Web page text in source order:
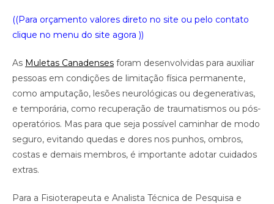
((Para orçamento valores direto no site ou pelo contato
clique no menu do site agora ))
As Muletas Canadenses foram desenvolvidas para auxiliar
pessoas em condições de limitação física permanente,
como amputação, lesões neurológicas ou degenerativas,
e temporária, como recuperação de traumatismos ou pós-
operatórios. Mas para que seja possível caminhar de modo
seguro, evitando quedas e dores nos punhos, ombros,
costas e demais membros, é importante adotar cuidados
extras.
Para a Fisioterapeuta e Analista Técnica de Pesquisa e